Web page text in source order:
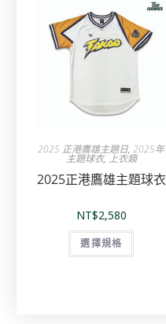
2025 正港鷹雄主題日,2025年
主題球衣, 上衣類
2025正港鷹雄主題球衣
NT$2,580
選擇規格